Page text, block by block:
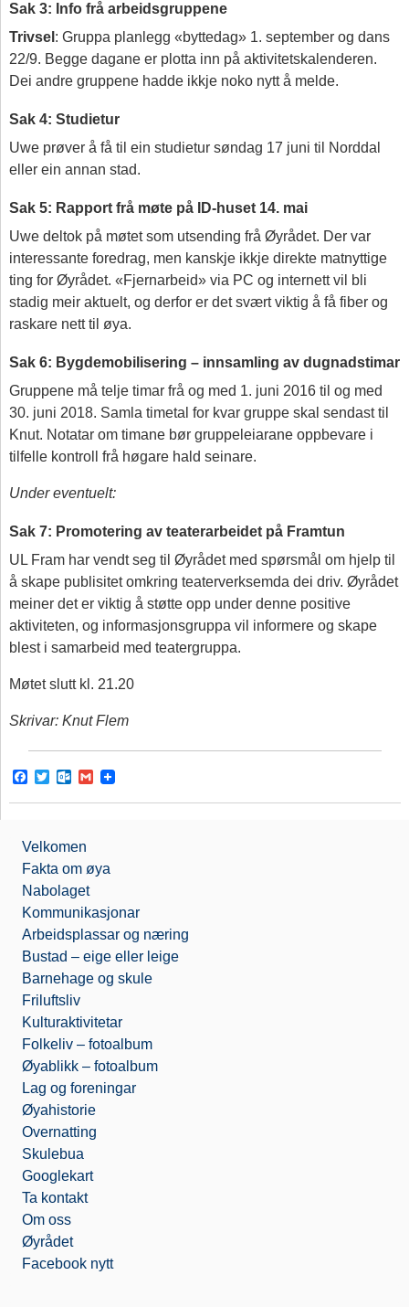
Sak 3: Info frå arbeidsgruppene
Trivsel : Gruppa planlegg «byttedag» 1. september og dans
22/9. Begge dagane er plotta inn på aktivitetskalenderen.
Dei andre gruppene hadde ikkje noko nytt å melde.
Sak 4: Studietur
Uwe prøver å få til ein studietur søndag 17 juni til Norddal
eller ein annan stad.
Sak 5: Rapport frå møte på ID-huset 14. mai
Uwe deltok på møtet som utsending frå Øyrådet. Der var
interessante foredrag, men kanskje ikkje direkte matnyttige
ting for Øyrådet. «Fjernarbeid» via PC og internett vil bli
stadig meir aktuelt, og derfor er det svært viktig å få fiber og
raskare nett til øya.
Sak 6: Bygdemobilisering – innsamling av dugnadstimar
Gruppene må telje timar frå og med 1. juni 2016 til og med
30. juni 2018. Samla timetal for kvar gruppe skal sendast til
Knut. Notatar om timane bør gruppeleiarane oppbevare i
tilfelle kontroll frå høgare hald seinare.
Under eventuelt:
Sak 7: Promotering av teaterarbeidet på Framtun
UL Fram har vendt seg til Øyrådet med spørsmål om hjelp til
å skape publisitet omkring teaterverksemda dei driv. Øyrådet
meiner det er viktig å støtte opp under denne positive
aktiviteten, og informasjonsgruppa vil informere og skape
blest i samarbeid med teatergruppa.
Møtet slutt kl. 21.20
Skrivar: Knut Flem
F
c
o
o
k
T
i
e
r
O
t
o
k
.
c
o
m
G
a
Velkomen
Fakta om øya
Nabolaget
Kommunikasjonar
Arbeidsplassar og næring
Bustad – eige eller leige
Barnehage og skule
Friluftsliv
Kulturaktivitetar
Folkeliv – fotoalbum
Øyablikk – fotoalbum
Lag og foreningar
Øyahistorie
Overnatting
Skulebua
Googlekart
Ta kontakt
Om oss
Øyrådet
Facebook nytt